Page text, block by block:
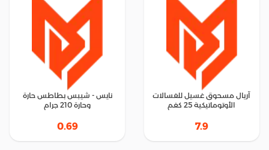
آريال مسحوق غسيل للغسالات
الأوتوماتيكية 25 كغم
7.9
نايس - شيبس بطاطس حارة
وحارة 210 جرام
0.69